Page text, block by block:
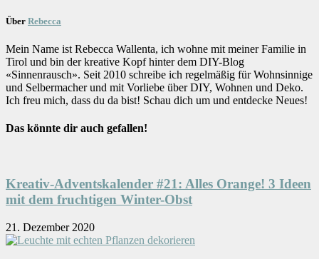
Über Rebecca
Mein Name ist Rebecca Wallenta, ich wohne mit meiner Familie in
Tirol und bin der kreative Kopf hinter dem DIY-Blog
«Sinnenrausch». Seit 2010 schreibe ich regelmäßig für Wohnsinnige
und Selbermacher und mit Vorliebe über DIY, Wohnen und Deko.
Ich freu mich, dass du da bist! Schau dich um und entdecke Neues!
Das könnte dir auch gefallen!
Kreativ-Adventskalender #21: Alles Orange! 3 Ideen
mit dem fruchtigen Winter-Obst
21. Dezember 2020